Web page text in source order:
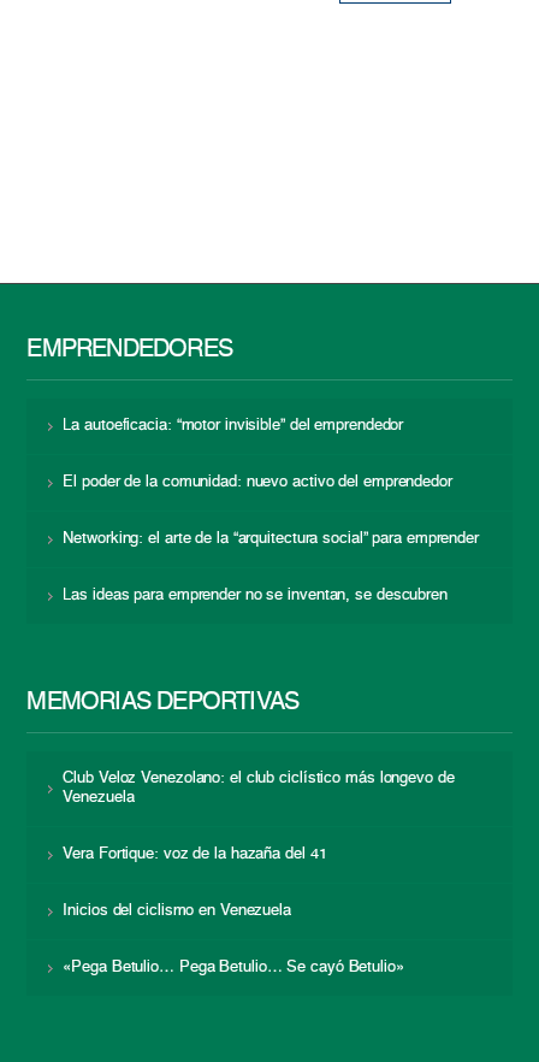
EMPRENDEDORES
La autoeficacia: “motor invisible” del emprendedor
El poder de la comunidad: nuevo activo del emprendedor
Networking: el arte de la “arquitectura social” para emprender
Las ideas para emprender no se inventan, se descubren
MEMORIAS DEPORTIVAS
Club Veloz Venezolano: el club ciclístico más longevo de
Venezuela
Vera Fortique: voz de la hazaña del 41
Inicios del ciclismo en Venezuela
«Pega Betulio… Pega Betulio… Se cayó Betulio»